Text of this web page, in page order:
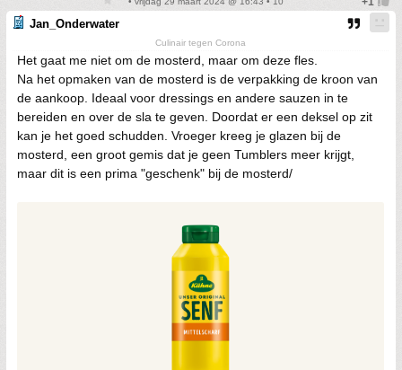
Jan_Onderwater
Culinair tegen Corona
Het gaat me niet om de mosterd, maar om deze fles.
Na het opmaken van de mosterd is de verpakking de kroon van
de aankoop. Ideaal voor dressings en andere sauzen in te
bereiden en over de sla te geven. Doordat er een deksel op zit
kan je het goed schudden. Vroeger kreeg je glazen bij de
mosterd, een groot gemis dat je geen Tumblers meer krijgt,
maar dit is een prima "geschenk" bij de mosterd/